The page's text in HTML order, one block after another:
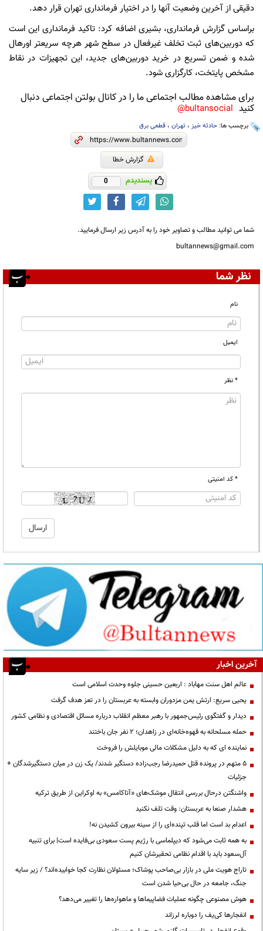
دقیقی از آخرین وضعیت آنها را در اختیار فرمانداری تهران قرار دهد.
براساس گزارش فرمانداری، بشیری اضافه کرد: تاکید فرمانداری این است
که دوربین‌های ثبت تخلف غیرفعال در سطح شهر هرچه سریعتر اورهال
شده و ضمن تسریع در خرید دوربین‌های جدید، این تجهیزات در نقاط
مشخص پایتخت، کارگزاری شود.
برای مشاهده مطالب اجتماعی ما را در کانال بولتن اجتماعی دنبال
کنید bultansocial@
برچسب ها: حادثه خیز ، تهران ، قطعی برق
گزارش خطا
پسندیدم 0
شما می توانید مطالب و تصاویر خود را به آدرس زیر ارسال فرمایید.
bultannews@gmail.com
نظر شما
نام
ایمیل
* نظر
* کد امنیتی
آخرین اخبار
عالم اهل سنت مهاباد : اربعین حسینی جلوه وحدت اسلامی است
یحیی سریع: ارتش یمن مزدوران وابسته به عربستان را در تعز هدف گرفت
دیدار و گفتگوی رئیس‌جمهور با رهبر معظم انقلاب درباره مسائل اقتصادی و نظامی کشور
حمله مسلحانه به قهوه‌خانه‌ای در زاهدان؛ ۲ نفر جان باختند
نماینده ای که به دلیل مشکلات مالی موبایلش را فروخت
۵ متهم در پرونده قتل حمیدرضا رجب‌زاده دستگیر شدند/ یک زن در میان دستگیرشدگان +
جزئیات
واشنگتن درحال بررسی انتقال موشک‌های «آتاکامس» به اوکراین از طریق ترکیه
هشدار صنعا به عربستان: وقت تلف نکنید
اعدام بد است اما قلب تپنده‌ای را از سینه بیرون کشیدن نه!
به همه ثابت می‌شود که دیپلماسی با رژیم پست سعودی بی‌فایده است| برای تنبیه
آل‌سعود باید با اقدام نظامی تحقیرشان کنیم
تاراج هویت ملی در بازار بی‌صاحب پوشاک؛ مسئولان نظارت کجا خوابیده‌اند؟ / زیر سایه
جنگ، جامعه در حال بی‌حیا شدن است
هوش مصنوعی چگونه عملیات فضاپیماها و ماهواره‌ها را تغییر می‌دهد؟
انفجارها کی‌یف را دوباره لرزاند